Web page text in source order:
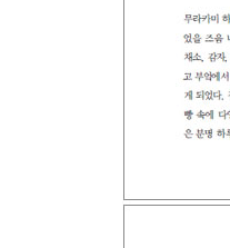
보물찾기